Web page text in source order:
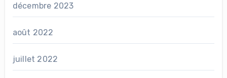
décembre 2023
août 2022
juillet 2022